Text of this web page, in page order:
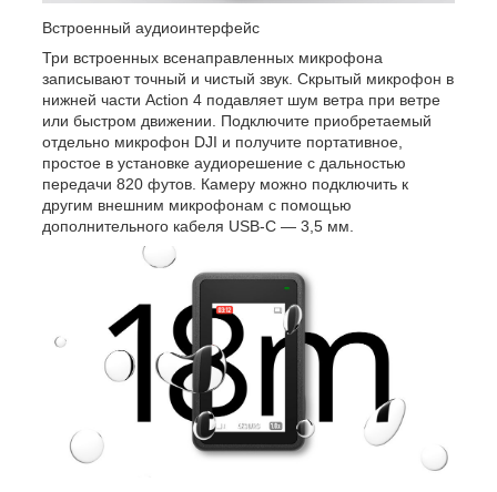
Встроенный аудиоинтерфейс
Три встроенных всенаправленных микрофона
записывают точный и чистый звук. Скрытый микрофон в
нижней части Action 4 подавляет шум ветра при ветре
или быстром движении. Подключите приобретаемый
отдельно микрофон DJI и получите портативное,
простое в установке аудиорешение с дальностью
передачи 820 футов. Камеру можно подключить к
другим внешним микрофонам с помощью
дополнительного кабеля USB-C — 3,5 мм.